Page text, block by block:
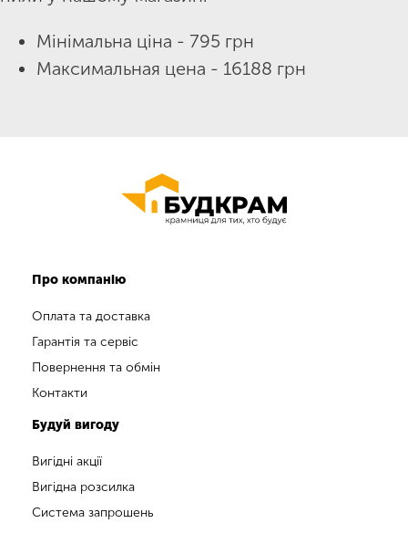
Мінімальна ціна - 795 грн
Максимальная цена - 16188 грн
Про компанію
Оплата та доставка
Гарантія та сервіс
Повернення та обмін
Контакти
Будуй вигоду
Вигідні акції
Вигідна розсилка
Система запрошень